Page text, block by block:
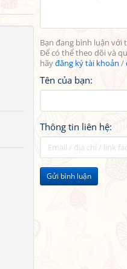
Bạn đang bình luận với
Để có thể theo dõi và
hãyđăng ký tài khoản /
Tên của bạn:
Thông tin liên hệ:
Gửi bình luận